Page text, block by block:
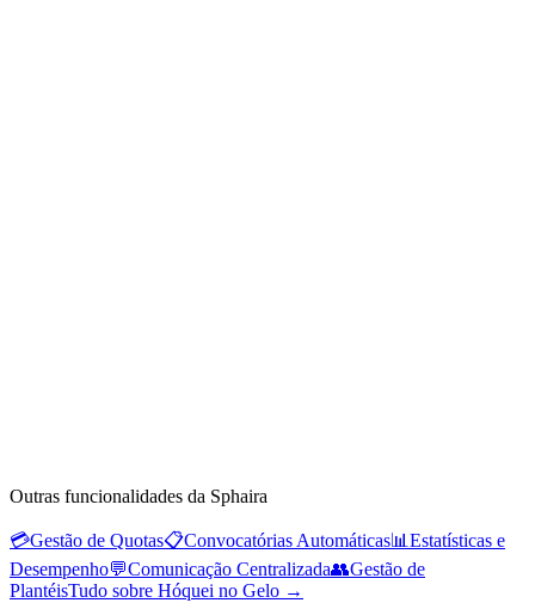
Outras funcionalidades da Sphaira
💳Gestão de Quotas📋Convocatórias Automáticas📊 Estatísticas e
Desempenho💬Comunicação Centralizada👥Gestão de
PlantéisTudo sobre Hóquei no Gelo →